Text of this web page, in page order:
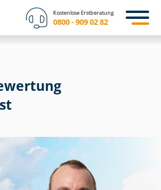
Kostenlose Erstberatung
0800 - 909 02 82